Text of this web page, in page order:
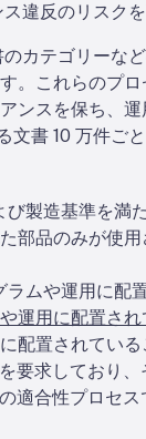
違反のリスクを
カテゴリーな
。これらのプ
スを保ち、運
書 10 万件ご
製造基準を満
部品のみが使
ムや運用に配
運用に配置さ
配置されてい
要求しており、
適合性プロセ